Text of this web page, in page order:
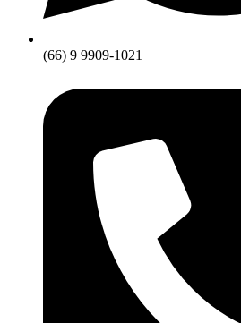
(66) 9 9909-1021